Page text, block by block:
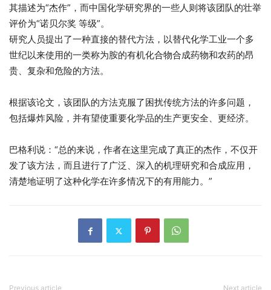
其描述为“杰作”，而中国化学研究界的一些人则将该团队的壮举
评价为“诺贝尔奖 等级”。
研究人员提出了一种直接的替代方法，以替代化学工业一个多
世纪以来使用的一类称为胺的有机化合物合成药物和农药的昂
贵、复杂和危险的方法。
根据该论文，该团队的方法克服了困扰传统方法的许多问题，
包括爆炸风险，并有望使重要化学品的生产更安全、更经济。
巴格利说：“总的来说，作者在这里完成了真正的杰作，不仅开
发了该方法，而且进行了广泛、深入的机理研究和合成应用，
清楚地证明了这种化学在许多情况下的有用能力。”
Previous article Next article